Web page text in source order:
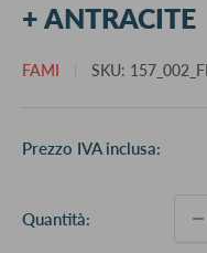
+ ANTRACITE
FAMI SKU:
Prezzo IVA inclusa:
Quantità: